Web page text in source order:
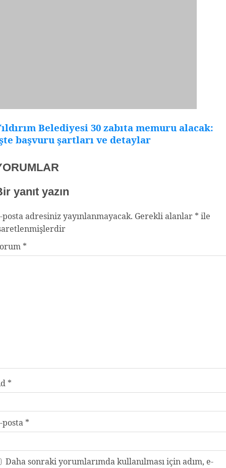
Belediyesi 30 zabıta memuru alacak:
başvuru şartları ve detaylar
yanıt yazın
posta adresiniz yayınlanmayacak. Gerekli alanlar * ile
*
*
posta *
Daha sonraki yorumlarımda kullanılması için adım, e-